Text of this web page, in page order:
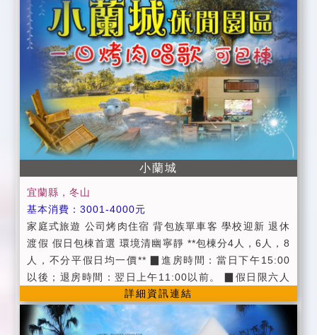
小蘭城
宜蘭縣，冬山
基本消費：3001-4000元
家庭式旅遊 公司烤肉住宿 背包族單車客 學校迎新 退休
渡假 假日包棟首選 環境清幽寧靜 **包棟分4人，6人，8
人，不分平假日均一價** ▉進房時間：當日下午15:00
以後；退房時間：翌日上午11:00以前。 ▉假日限六人
以上包棟唷(可電洽彈性調整)!! ▉加床墊可睡至12人。
▉提供早餐服務。 ▉附卡拉OK。 ▉廚房可使用。 ▉可
預約下午茶和烤肉(食品需自備)。 ▉免費提供白米煮食
詳細資訊連結